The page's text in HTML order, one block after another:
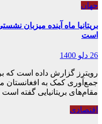
جهان
بریتانیا ماه آینده میزبان
است
26 دلو 1400
رویترز گزارش داده است که
جمع‌آوری کمک به افغانستان
مقام‌های بریتانیایی گفته
اقتصادی